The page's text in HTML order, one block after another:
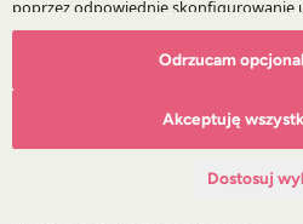
Alerty prawne
Główne obszary doradztwa
Odrzucam
Akceptuję
Dostosuj